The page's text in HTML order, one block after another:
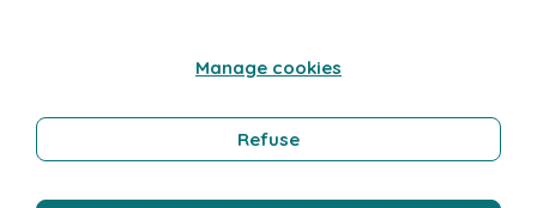
Gardien
Manage cookies
Refuse